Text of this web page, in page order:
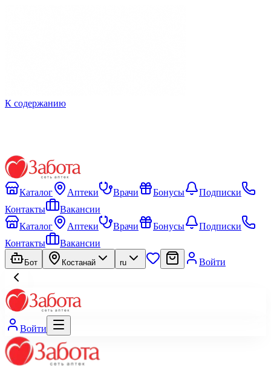
К содержанию
Каталог Аптеки Врачи Бонусы
Подписки
Контакты
Вакансии
Каталог
Аптеки Врачи Бонусы
Подписки
Контакты
Вакансии
Бот Костанай ru Войти
Войти